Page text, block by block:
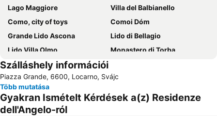
Lago Maggiore
Villa del Balbianello
Como, city of toys
Comoi Dóm
Grande Lido Ascona
Lido di Bellagio
Lido Villa Olmo
Monastero di Torba
Locarno Film Festival
Lago di Varese
Passo del San Bernardino
Lungolago
Szálláshely információi
Piazza Grande, 6600, Locarno, Svájc
Több mutatása
Gyakran Ismételt Kérdések a(z) Residenze
dell'Angelo-ról